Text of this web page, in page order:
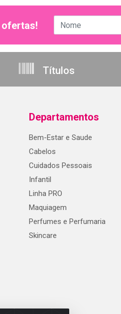
Títulos
Departamentos
Bem-Estar e Saude
Cabelos
Cuidados Pessoais
Infantil
Linha PRO
Maquiagem
Perfumes e Perfumaria
Skincare